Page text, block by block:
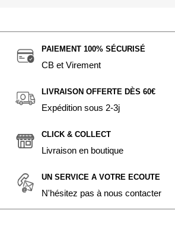
PAIEMENT 100% SÉCURISÉ
CB et Virement
LIVRAISON OFFERTE DÈS 60€
Expédition sous 2-3j
CLICK & COLLECT
Livraison en boutique
UN SERVICE A VOTRE ECOUTE
N'hésitez pas à nous contacter